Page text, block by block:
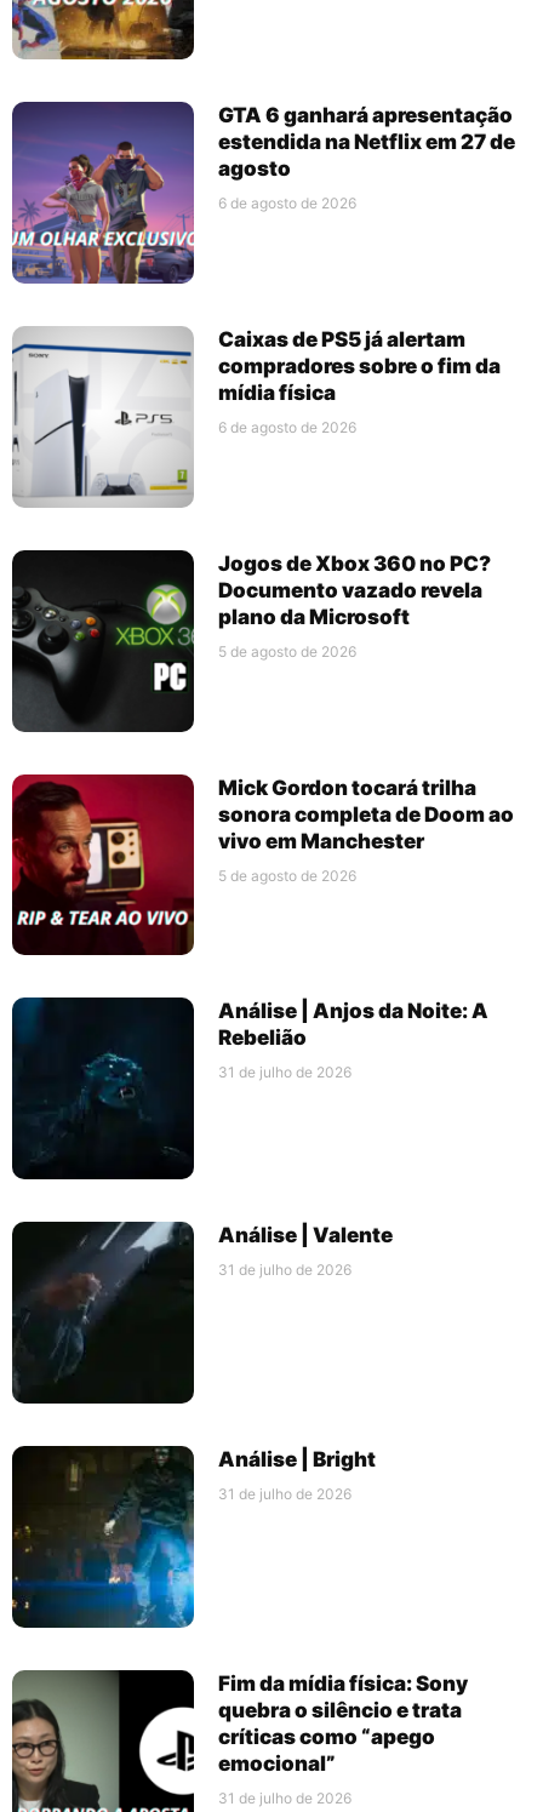
GTA 6 ganhará apresentação
estendida na Netflix em 27 de
agosto
6 de agosto de 2026
Caixas de PS5 já alertam
compradores sobre o fim da
mídia física
6 de agosto de 2026
Jogos de Xbox 360 no PC?
Documento vazado revela
plano da Microsoft
5 de agosto de 2026
Mick Gordon tocará trilha
sonora completa de Doom ao
vivo em Manchester
5 de agosto de 2026
Análise | Anjos da Noite: A
Rebelião
31 de julho de 2026
Análise | Valente
31 de julho de 2026
Análise | Bright
31 de julho de 2026
Fim da mídia física: Sony
quebra o silêncio e trata
críticas como “apego
emocional”
31 de julho de 2026